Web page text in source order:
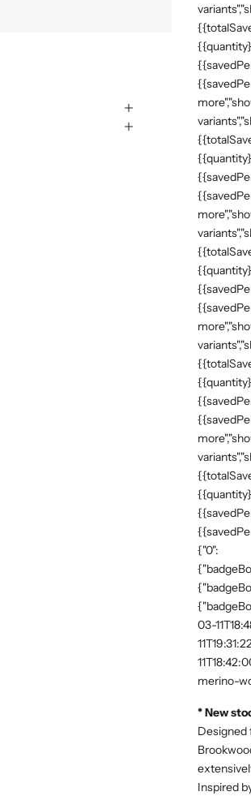
{"0":
03-
merino-
* New
Designed
Inspired